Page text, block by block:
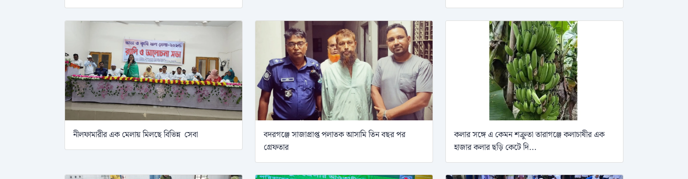
নীলফামারীর এক মেলায় মিলছে বিভিন্ন সেবা
বদরগঞ্জে সাজাপ্রাপ্ত পলাতক আসামি তিন বছর পর
গ্রেফতার
কলার সঙ্গে এ কেমন শক্রুতা তারাগঞ্জে কলাচাষীর এক
হাজার কলার ছড়ি কেটে দি...